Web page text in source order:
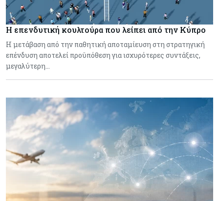
Η επενδυτική κουλτούρα που λείπει από την Κύπρο
Η μετάβαση από την παθητική αποταμίευση στη στρατηγική
επένδυση αποτελεί προϋπόθεση για ισχυρότερες συντάξεις,
μεγαλύτερη…